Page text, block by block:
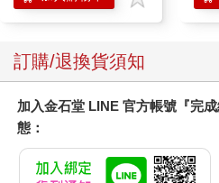
訂購/退換貨須知
加入金石堂 LINE 官方帳號『完
態：